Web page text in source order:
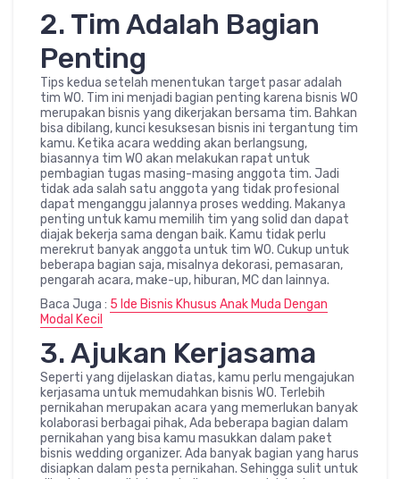
2. Tim Adalah Bagian
Penting
Tips kedua setelah menentukan target pasar adalah
tim WO. Tim ini menjadi bagian penting karena bisnis WO
merupakan bisnis yang dikerjakan bersama tim. Bahkan
bisa dibilang, kunci kesuksesan bisnis ini tergantung tim
kamu. Ketika acara wedding akan berlangsung,
biasannya tim WO akan melakukan rapat untuk
pembagian tugas masing-masing anggota tim. Jadi
tidak ada salah satu anggota yang tidak profesional
dapat menganggu jalannya proses wedding. Makanya
penting untuk kamu memilih tim yang solid dan dapat
diajak bekerja sama dengan baik. Kamu tidak perlu
merekrut banyak anggota untuk tim WO. Cukup untuk
beberapa bagian saja, misalnya dekorasi, pemasaran,
pengarah acara, make-up, hiburan, MC dan lainnya.
Baca Juga : 5 Ide Bisnis Khusus Anak Muda Dengan
Modal Kecil
3. Ajukan Kerjasama
Seperti yang dijelaskan diatas, kamu perlu mengajukan
kerjasama untuk memudahkan bisnis WO. Terlebih
pernikahan merupakan acara yang memerlukan banyak
kolaborasi berbagai pihak, Ada beberapa bagian dalam
pernikahan yang bisa kamu masukkan dalam paket
bisnis wedding organizer. Ada banyak bagian yang harus
disiapkan dalam pesta pernikahan. Sehingga sulit untuk